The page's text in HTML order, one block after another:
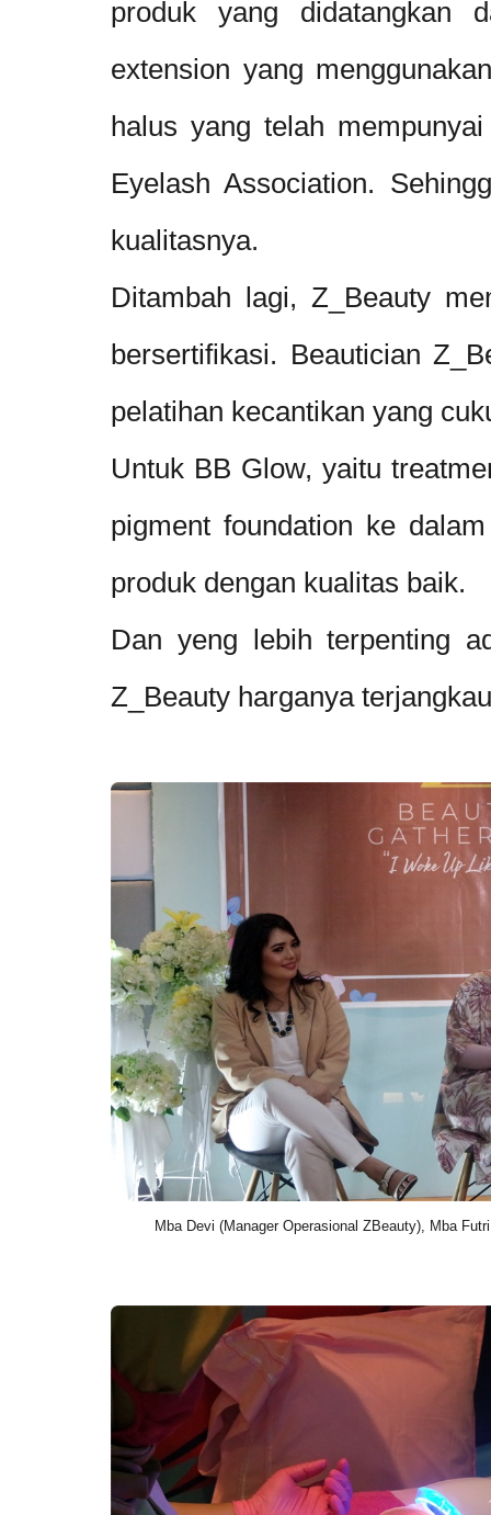
produk yang didatangkan
extension yang
halus yang telah
Eyelash Association.
kualitasnya.
Ditambah lagi, Z_Beauty
bersertifikasi. Beautician
pelatihan kecantikan yang
Untuk BB Glow, yaitu
pigment foundation ke
produk dengan kualitas baik.
Dan yeng lebih terpenting
Z_Beauty harganya
Mba Devi (Manager Operasional ZBeauty), Mba